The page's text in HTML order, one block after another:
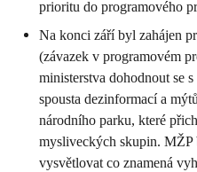
prioritu do programového
Na konci září byl zahájen
(závazek v programovém
ministerstva dohodnout se
spousta dezinformací a
národního parku, které
mysliveckých skupin.
vysvětlovat co znamená